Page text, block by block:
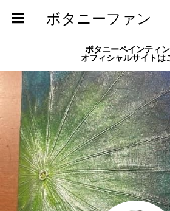
ボタニーファン
ボタニーペインティ
オフィシャルサイトは